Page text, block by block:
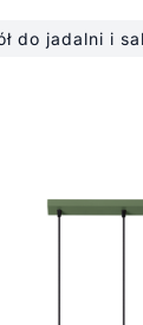
do jadalni i